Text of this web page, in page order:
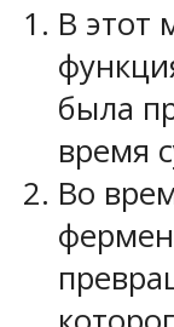
В этот
была
время
Во